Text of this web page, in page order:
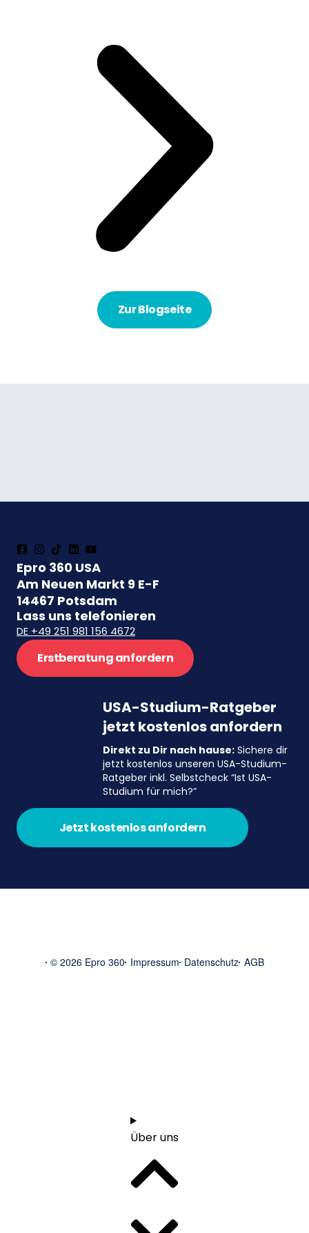
Zur Blogseite
Epro 360 USA
Am Neuen Markt 9 E-F
14467 Potsdam
Lass uns telefonieren
DE +49 251 981 156 4672
Erstberatung anfordern
USA-Studium-Ratgeber
jetzt kostenlos anfordern
Direkt zu Dir nach hause: Sichere dir
jetzt kostenlos unseren USA-Studium-
Ratgeber inkl. Selbstcheck “Ist USA-
Studium für mich?”
Jetzt kostenlos anfordern
© 2026 Epro 360 Impressum Datenschutz AGB
Über uns